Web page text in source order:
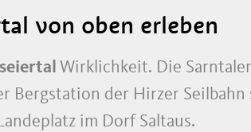
von oben erleben
Wirklichkeit. Die
Bergstation der Hirzer
im Dorf Saltaus.